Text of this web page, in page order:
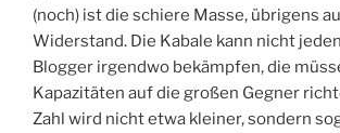
(noch) ist die schiere Masse, übrigens
Widerstand. Die Kabale kann nicht
Blogger irgendwo bekämpfen, die
Kapazitäten auf die großen Gegner
Zahl wird nicht etwa kleiner, sondern